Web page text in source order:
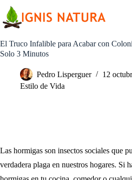
contenido
El Truco Infalible para Acabar con
Solo 3 Minutos
Pedro Lisperguer
12
Estilo de Vida
Las hormigas son insectos sociales que
verdadera plaga en nuestros hogares. Si